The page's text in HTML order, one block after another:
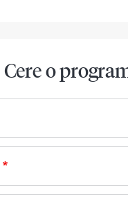
Cere o